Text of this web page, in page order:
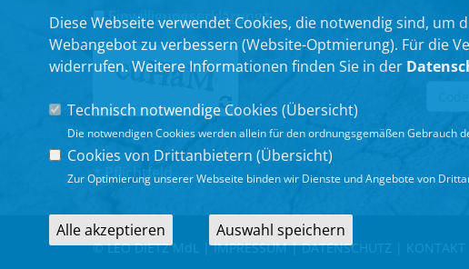
Einwilligungserklärung*
* Pflichtfeld
© LEO DIETZ MdL |IMPRESSUM|DATENSCHUTZ KONTAKT
Diese Webseite verwendet Cookies, die notwendig sind,
Webangebot zu verbessern (Website-Optmierung). Für die
widerrufen. Weitere Informationen finden Sie in der
Technisch notwendige Cookies (Übersicht)
Die notwendigen Cookies werden allein für den ordnungsgemäßen Gebrauch
Cookies von Drittanbietern (Übersicht)
Zur Optimierung unserer Webseite binden wir Dienste und Angebote von
Alle akzeptieren Auswahl speichern